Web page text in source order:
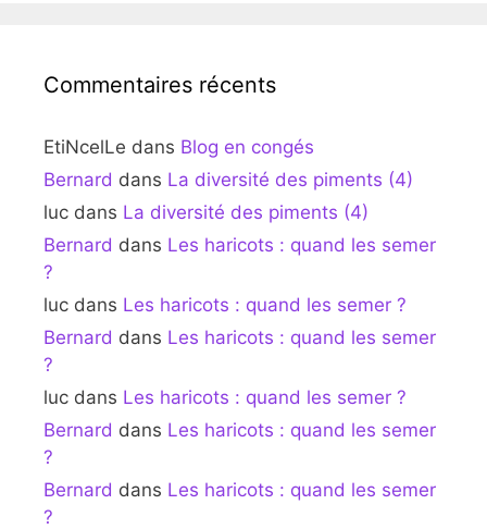
Commentaires récents
EtiNcelLe dans Blog en congés
Bernard dans La diversité des piments (4)
luc dans La diversité des piments (4)
Bernard dans Les haricots : quand les semer
?
luc dans Les haricots : quand les semer ?
Bernard dans Les haricots : quand les semer
?
luc dans Les haricots : quand les semer ?
Bernard dans Les haricots : quand les semer
?
Bernard dans Les haricots : quand les semer
?